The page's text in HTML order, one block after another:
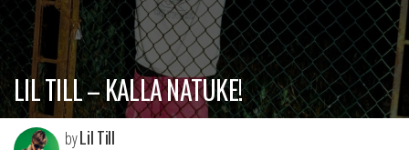
LIL TILL – KALLA NATUKE!
byLil Till